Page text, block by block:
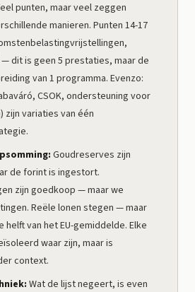
punten, maar veel zeggen
manieren. Punten 14-17
dit is geen 5 prestaties, maar de
van 1 programma. Evenzo:
CSOK, ondersteuning voor
zijn variaties van één
Goudreserves zijn
de forint is ingestort.
zijn goedkoop — maar we
Reële lonen stegen — maar
helft van het EU-gemiddelde. Elke
waar zijn, maar is
context.
Wat de lijst negeert, is even